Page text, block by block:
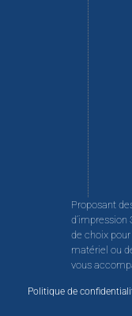
Proposant
d’impression
de choix
matériel ou
vous
Politique de